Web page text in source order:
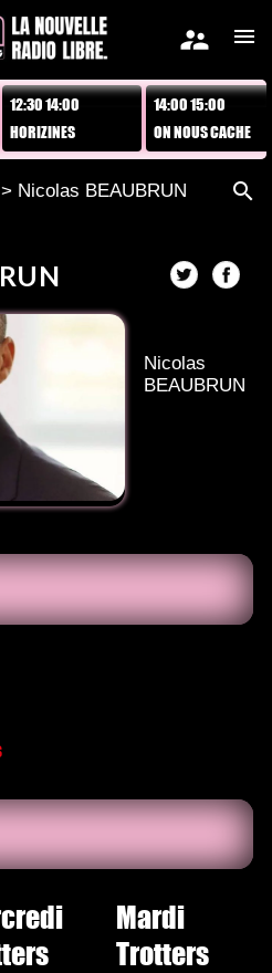
supervisor_account menu
14:00
14:00 15:00
ON NOUS CACHE
TOUT !
> Nicolas BEAUBRUN search
Nicolas
BEAUBRUN
Mardi
Trotters